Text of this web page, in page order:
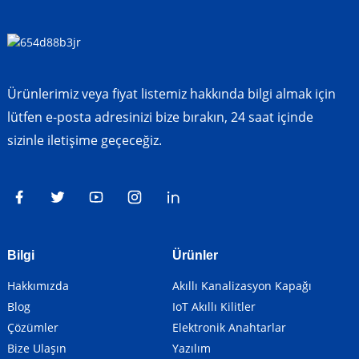
Ürünlerimiz veya fiyat listemiz hakkında bilgi almak için
lütfen e-posta adresinizi bize bırakın, 24 saat içinde
sizinle iletişime geçeceğiz.
Bilgi
Hakkımızda
Blog
Çözümler
Bize Ulaşın
Ürünler
Akıllı Kanalizasyon Kapağı
IoT Akıllı Kilitler
Elektronik Anahtarlar
Yazılım